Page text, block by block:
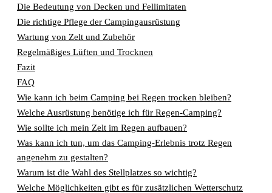
Die Bedeutung von Decken und Fellimitaten
Die richtige Pflege der Campingausrüstung
Wartung von Zelt und Zubehör
Regelmäßiges Lüften und Trocknen
Fazit
FAQ
Wie kann ich beim Camping bei Regen trocken bleiben?
Welche Ausrüstung benötige ich für Regen-Camping?
Wie sollte ich mein Zelt im Regen aufbauen?
Was kann ich tun, um das Camping-Erlebnis trotz Regen
angenehm zu gestalten?
Warum ist die Wahl des Stellplatzes so wichtig?
Welche Möglichkeiten gibt es für zusätzlichen Wetterschutz